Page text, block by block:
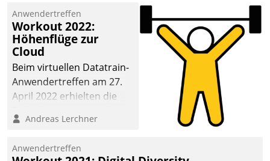
Mammutprojekte
meistern und Workloads
wuppen – bei zunehmend
anspruchsvollen
Aufgaben und
abnehmendem
Anwendertreffen
Workout 2022:
Höhenflüge zur
Cloud
Beim virtuellen Datatrain-
Anwendertreffen am 27.
April 2022 erhielten die
Teilnehmer kurzweilige
Cloud-Strategien und -
Andreas Lerchner
Anwendertreffen